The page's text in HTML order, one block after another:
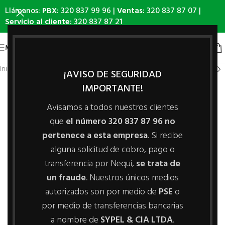
¡AVISO DE SEGURIDAD
IMPORTANTE!
Avisamos a todos nuestros clientes
que el número 320 837 87 96 no
pertenece a esta empresa. Si recibe
alguna solicitud de cobro, pago o
transferencia por Nequi, se trata de
un fraude. Nuestros únicos medios
autorizados son por medio de PSEo
por medio de transferencias bancarias
a nombre de SYPEL & CIA LTDA.
Llámanos: PBX:320 837 99 96 |Ventas:320 837 87 07 |
Servicio al cliente:320 837 87 21
MENÚ
Inicio Nidales